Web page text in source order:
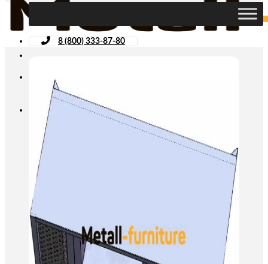
8 (800) 333-87-80